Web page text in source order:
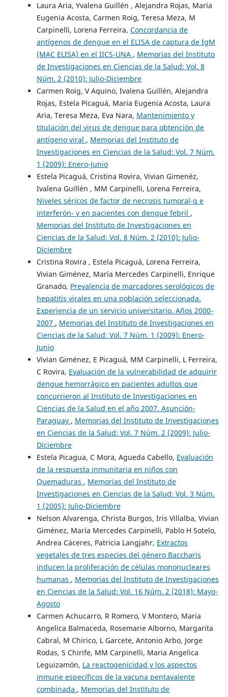
Laura Aria, Yvalena Guillén , Alejandra Rojas, María
Eugenia Acosta, Carmen Roig, Teresa Meza, M
Carpinelli, Lorena Ferreira, Concordancia de
antígenos de dengue en el ELISA de captura de IgM
(MAC ELISA) en el IICS-UNA , Memorias del Instituto
de Investigaciones en Ciencias de la Salud: Vol. 8
Núm. 2 (2010): Julio-Diciembre
Carmen Roig, V Aquino, Ivalena Guillén, Alejandra
Rojas, Estela Picaguá, Maria Eugenia Acosta, Laura
Aria, Teresa Meza, Eva Nara, Mantenimiento y
titulación del virus de dengue para obtención de
antígeno viral , Memorias del Instituto de
Investigaciones en Ciencias de la Salud: Vol. 7 Núm.
1 (2009): Enero-Junio
Estela Picaguá, Cristina Rovira, Vivian Gimenéz,
Ivalena Guillén , MM Carpinelli, Lorena Ferreira,
Niveles séricos de factor de necrosis tumoral-α e
interferón- γ en pacientes con dengue febril ,
Memorias del Instituto de Investigaciones en
Ciencias de la Salud: Vol. 8 Núm. 2 (2010): Julio-
Diciembre
Cristina Rovira , Estela Picaguá, Lorena Ferreira,
Vivian Giménez, María Mercedes Carpinelli, Enrique
Granado, Prevalencia de marcadores serológicos de
hepatitis virales en una población seleccionada.
Experiencia de un servicio universitario. Años 2000-
2007 , Memorias del Instituto de Investigaciones en
Ciencias de la Salud: Vol. 7 Núm. 1 (2009): Enero-
Junio
Vivian Giménez, E Picaguá, MM Carpinelli, L Ferreira,
C Rovira, Evaluación de la vulnerabilidad de adquirir
dengue hemorrágico en pacientes adultos que
concurrieron al Instituto de Investigaciones en
Ciencias de la Salud en el año 2007. Asunción-
Paraguay , Memorias del Instituto de Investigaciones
en Ciencias de la Salud: Vol. 7 Núm. 2 (2009): Julio-
Diciembre
Estela Picagua, C Mora, Agueda Cabello, Evaluación
de la respuesta inmunitaria en niños con
Quemaduras , Memorias del Instituto de
Investigaciones en Ciencias de la Salud: Vol. 3 Núm.
1 (2005): Julio-Diciembre
Nelson Alvarenga, Christa Burgos, Iris Villalba, Vivian
Giménez, María Mercedes Carpinelli, Pablo H Sotelo,
Andrea Cáceres, Patricia Langjahr, Extractos
vegetales de tres especies del género Baccharis
inducen la proliferación de células mononucleares
humanas , Memorias del Instituto de Investigaciones
en Ciencias de la Salud: Vol. 16 Núm. 2 (2018): Mayo-
Agosto
Carmen Achucarro, R Romero, V Montero, Maria
Angelica Balmaceda, Rosemarie Alborno, Margarita
Cabral, M Chirico, L Garcete, Antonio Arbo, Jorge
Rodas, S Chirife, MM Carpinelli, Maria Angelica
Leguizamón, La reactogenicidad y los aspectos
inmune específicos de la vacuna pentavalente
combinada , Memorias del Instituto de